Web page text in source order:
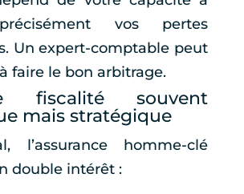
vos pertes
Un expert-comptable peut
faire le bon arbitrage.
fiscalité souvent
mais stratégique
l’assurance homme-clé
double intérêt :